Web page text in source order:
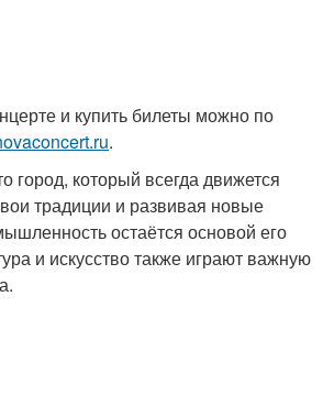
и купить билеты можно по
.
город, который всегда движется
традиции и развивая новые
остаётся основой его
и искусство также играют важную